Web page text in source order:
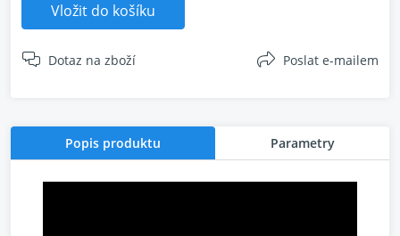
Vložit do košíku
Dotaz na zboží Poslat e-mailem
Popis produktu Parametry